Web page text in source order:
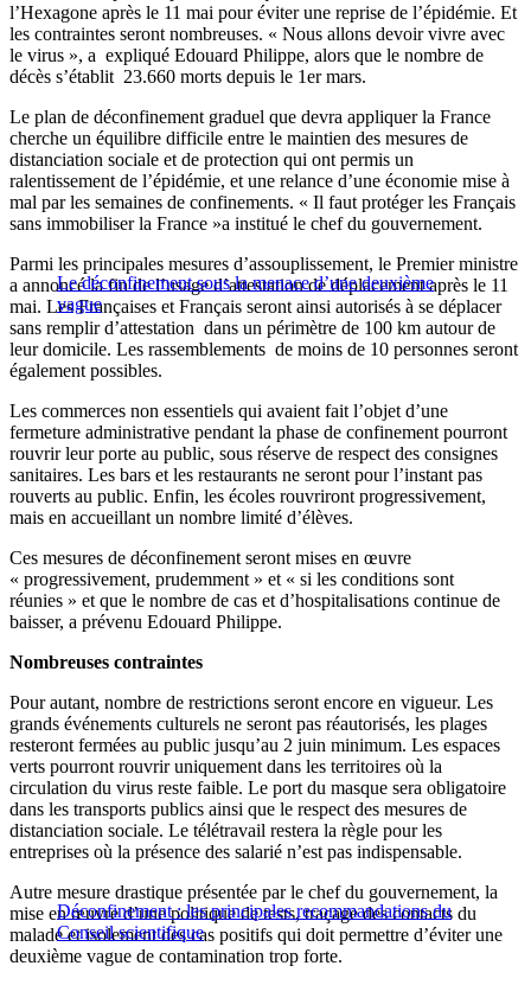
l’Hexagone après le 11 mai pour éviter une reprise de l’épidémie. Et
les contraintes seront nombreuses. « Nous allons devoir vivre avec
le virus », a expliqué Edouard Philippe, alors que le nombre de
décès s’établit 23.660 morts depuis le 1er mars.
Le plan de déconfinement graduel que devra appliquer la France
cherche un équilibre difficile entre le maintien des mesures de
distanciation sociale et de protection qui ont permis un
ralentissement de l’épidémie, et une relance d’une économie mise à
mal par les semaines de confinements. « Il faut protéger les Français
sans immobiliser la France »a institué le chef du gouvernement.
Le déconfinement sous la menace d’une deuxième
vague
Parmi les principales mesures d’assouplissement, le Premier ministre
a annoncé la fin de l’usage d’attestation de déplacement après le 11
mai. Les Françaises et Français seront ainsi autorisés à se déplacer
sans remplir d’attestation dans un périmètre de 100 km autour de
leur domicile. Les rassemblements de moins de 10 personnes seront
également possibles.
Les commerces non essentiels qui avaient fait l’objet d’une
fermeture administrative pendant la phase de confinement pourront
rouvrir leur porte au public, sous réserve de respect des consignes
sanitaires. Les bars et les restaurants ne seront pour l’instant pas
rouverts au public. Enfin, les écoles rouvriront progressivement,
mais en accueillant un nombre limité d’élèves.
Ces mesures de déconfinement seront mises en œuvre
« progressivement, prudemment » et « si les conditions sont
réunies » et que le nombre de cas et d’hospitalisations continue de
baisser, a prévenu Edouard Philippe.
Nombreuses contraintes
Pour autant, nombre de restrictions seront encore en vigueur. Les
grands événements culturels ne seront pas réautorisés, les plages
resteront fermées au public jusqu’au 2 juin minimum. Les espaces
verts pourront rouvrir uniquement dans les territoires où la
circulation du virus reste faible. Le port du masque sera obligatoire
dans les transports publics ainsi que le respect des mesures de
distanciation sociale. Le télétravail restera la règle pour les
entreprises où la présence des salarié n’est pas indispensable.
Déconfinement : les principales recommandations du
Conseil scientifique
Autre mesure drastique présentée par le chef du gouvernement, la
mise en œuvre d’une politique de tests, traçage des contacts du
malade et isolement des cas positifs qui doit permettre d’éviter une
deuxième vague de contamination trop forte.